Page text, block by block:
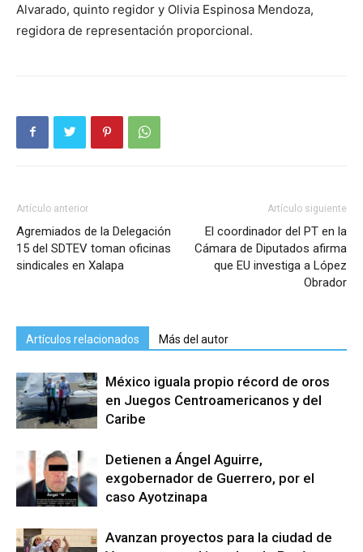
Alvarado, quinto regidor y Olivia Espinosa Mendoza,
regidora de representación proporcional.
Artículo anterior
Agremiados de la Delegación
15 del SDTEV toman oficinas
sindicales en Xalapa
Artículo siguiente
El coordinador del PT en la
Cámara de Diputados afirma
que EU investiga a López
Obrador
Artículos relacionados Más del autor
México iguala propio récord de oros
en Juegos Centroamericanos y del
Caribe
Detienen a Ángel Aguirre,
exgobernador de Guerrero, por el
caso Ayotzinapa
Avanzan proyectos para la ciudad de